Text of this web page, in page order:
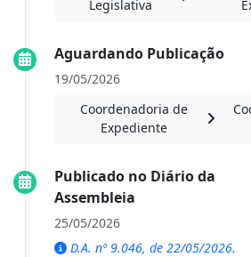
Legislativa
Aguardando Publicação
19/05/2026
Coordenadoria de
Expediente
Publicado no Diário da
Assembleia
25/05/2026
D.A. nº 9.046, de 22/05/2026.